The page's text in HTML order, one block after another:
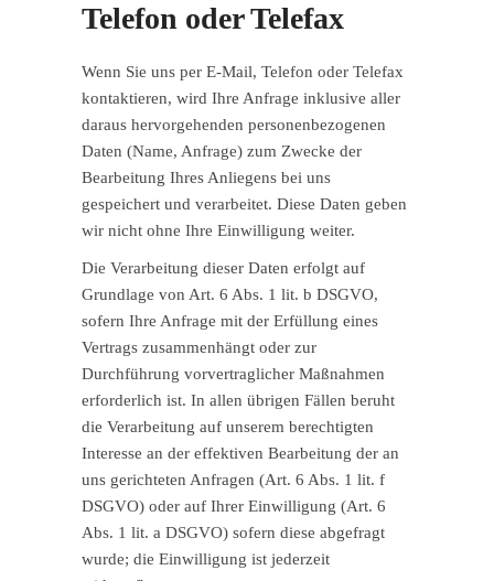
Telefon oder Telefax
Wenn Sie uns per E-Mail, Telefon oder Telefax
kontaktieren, wird Ihre Anfrage inklusive aller
daraus hervorgehenden personenbezogenen
Daten (Name, Anfrage) zum Zwecke der
Bearbeitung Ihres Anliegens bei uns
gespeichert und verarbeitet. Diese Daten geben
wir nicht ohne Ihre Einwilligung weiter.
Die Verarbeitung dieser Daten erfolgt auf
Grundlage von Art. 6 Abs. 1 lit. b DSGVO,
sofern Ihre Anfrage mit der Erfüllung eines
Vertrags zusammenhängt oder zur
Durchführung vorvertraglicher Maßnahmen
erforderlich ist. In allen übrigen Fällen beruht
die Verarbeitung auf unserem berechtigten
Interesse an der effektiven Bearbeitung der an
uns gerichteten Anfragen (Art. 6 Abs. 1 lit. f
DSGVO) oder auf Ihrer Einwilligung (Art. 6
Abs. 1 lit. a DSGVO) sofern diese abgefragt
wurde; die Einwilligung ist jederzeit